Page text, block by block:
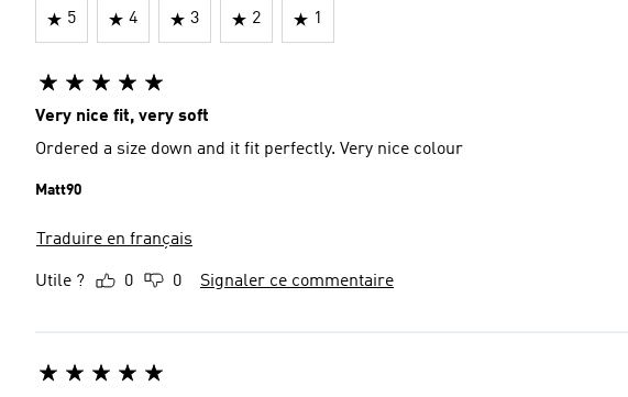
5 4 3 2 1
Very nice fit, very soft
Ordered a size down and it fit perfectly. Very nice colour
Matt90
Traduire en français
Utile ? 0 0 Signaler ce commentaire